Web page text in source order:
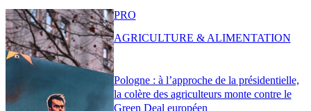
Pologne : à l’approche de la présidentielle,
la colère des agriculteurs monte contre le
Green Deal européen
PRO
AGRICULTURE & ALIMENTATION